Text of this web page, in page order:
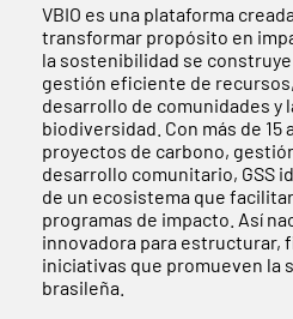
VBIO es una plataforma
transformar propósito en
la sostenibilidad se
gestión eficiente de
desarrollo de comunidades y
biodiversidad. Con más de 15
proyectos de carbono,
desarrollo comunitario, GSS
de un ecosistema que
programas de impacto. Así
innovadora para estructurar,
iniciativas que promueven la
brasileña.